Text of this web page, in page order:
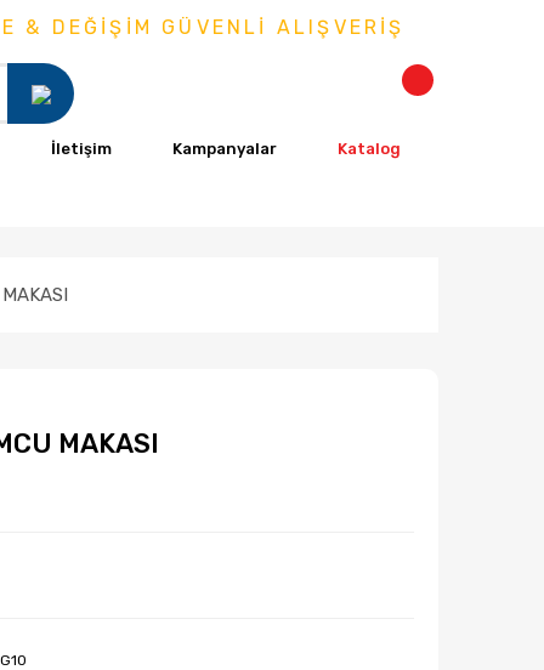
DEĞİŞİM GÜVENLİ ALIŞVERİŞ
İletişim Kampanyalar Katalog
MAKASI